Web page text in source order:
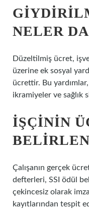
NELER
Düzeltilmiş ücret,
üzerine ek sosyal
ücrettir. Bu
ikramiyeler ve sağlık
İŞÇININ
Çalışanın gerçek
defterleri, SSI ödül
çekincesiz olarak
kayıtlarından tespit